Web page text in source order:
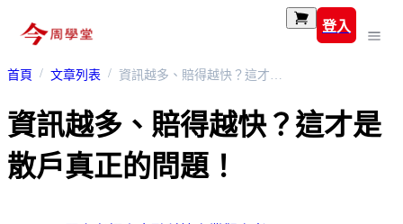
登入
首頁 文章列表 資訊越多、賠得越快？這才是散戶真正的問題！
資訊越多、賠得越快？這才是
散戶真正的問題！